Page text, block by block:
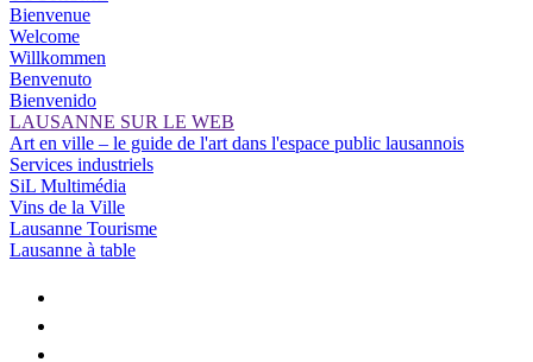
Bienvenue
Welcome
Willkommen
Benvenuto
Bienvenido
LAUSANNE SUR LE WEB
Art en ville – le guide de l'art dans l'espace public lausannois
Services industriels
SiL Multimédia
Vins de la Ville
Lausanne Tourisme
Lausanne à table